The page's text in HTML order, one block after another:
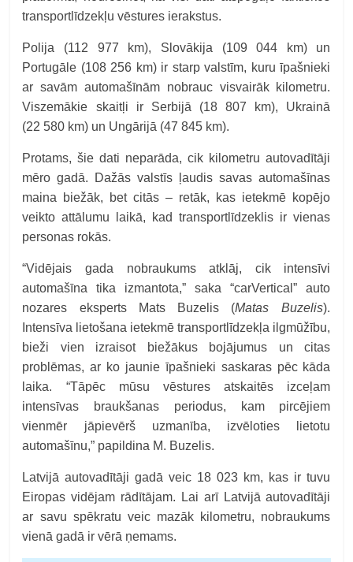
transportlīdzekļu vēstures ierakstus.
Polija (112 977 km), Slovākija (109 044 km) un
Portugāle (108 256 km) ir starp valstīm, kuru īpašnieki
ar savām automašīnām nobrauc visvairāk kilometru.
Viszemākie skaitļi ir Serbijā (18 807 km), Ukrainā
(22 580 km) un Ungārijā (47 845 km).
Protams, šie dati neparāda, cik kilometru autovadītāji
mēro gadā. Dažās valstīs ļaudis savas automašīnas
maina biežāk, bet citās – retāk, kas ietekmē kopējo
veikto attālumu laikā, kad transportlīdzeklis ir vienas
personas rokās.
“Vidējais gada nobraukums atklāj, cik intensīvi
automašīna tika izmantota,” saka “carVertical” auto
nozares eksperts Mats Buzelis (Matas Buzelis).
Intensīva lietošana ietekmē transportlīdzekļa ilgmūžību,
bieži vien izraisot biežākus bojājumus un citas
problēmas, ar ko jaunie īpašnieki saskaras pēc kāda
laika. “Tāpēc mūsu vēstures atskaitēs izceļam
intensīvas braukšanas periodus, kam pircējiem
vienmēr jāpievērš uzmanība, izvēloties lietotu
automašīnu,” papildina M. Buzelis.
Latvijā autovadītāji gadā veic 18 023 km, kas ir tuvu
Eiropas vidējam rādītājam. Lai arī Latvijā autovadītāji
ar savu spēkratu veic mazāk kilometru, nobraukums
vienā gadā ir vērā ņemams.